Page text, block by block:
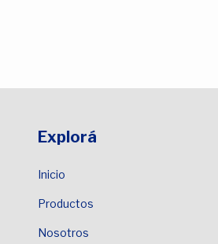
Explorá
Inicio
Productos
Nosotros